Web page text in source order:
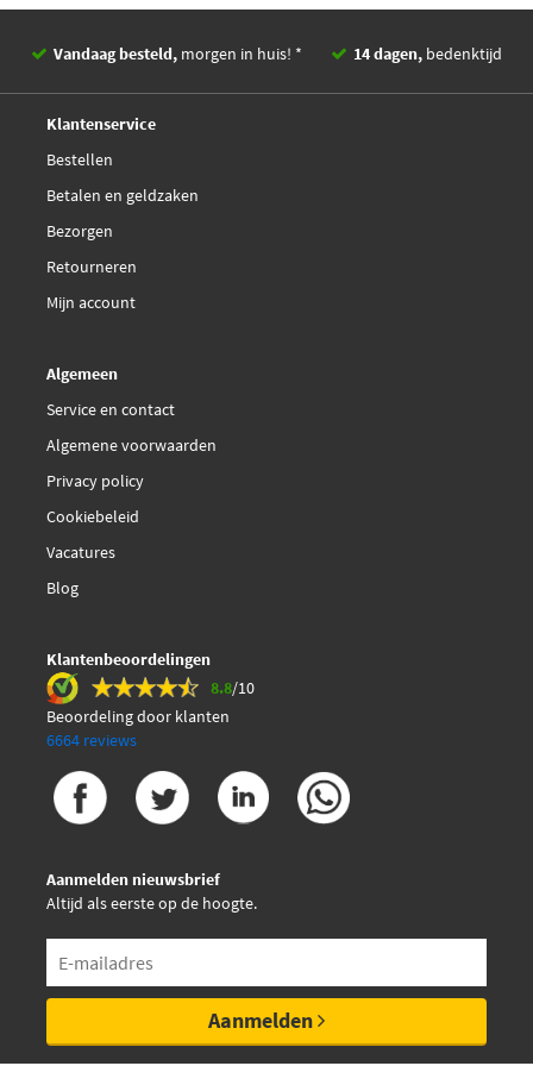
Vandaag besteld, morgen in huis! * 14 dagen, bedenktijd
Klantenservice
Bestellen
Betalen en geldzaken
Bezorgen
Retourneren
Mijn account
Algemeen
Service en contact
Algemene voorwaarden
Privacy policy
Cookiebeleid
Vacatures
Blog
Klantenbeoordelingen
8.8/10
Beoordeling door klanten
6664 reviews
Aanmelden nieuwsbrief
Altijd als eerste op de hoogte.
Aanmelden